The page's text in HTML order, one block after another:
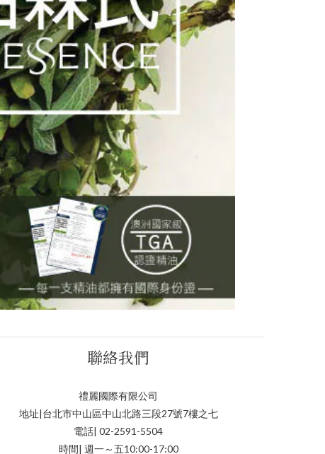
聯絡我們
禮麗國際有限公司
地址|台北市中山區中山北路三段27號7樓之七
電話| 02-2591-5504
時間| 週一～五10:00-17:00